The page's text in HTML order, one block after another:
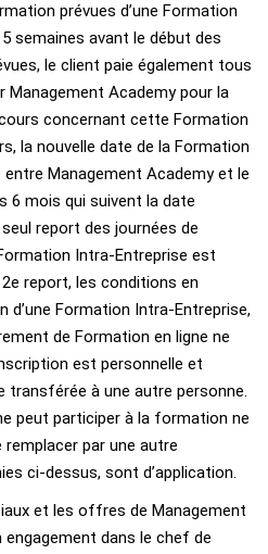
prévues d’une Formation
semaines avant le début des
le client paie également tous
Management Academy pour la
concernant cette Formation
la nouvelle date de la Formation
Management Academy et le
6 mois qui suivent la date
report des journées de
Intra-Entreprise est
report, les conditions en
d’une Formation Intra-Entreprise,
de Formation en ligne ne
est personnelle et
transférée à une autre personne.
peut participer à la formation ne
par une autre
ci-dessus, sont d’application.
et les offres de Management
dans le chef de